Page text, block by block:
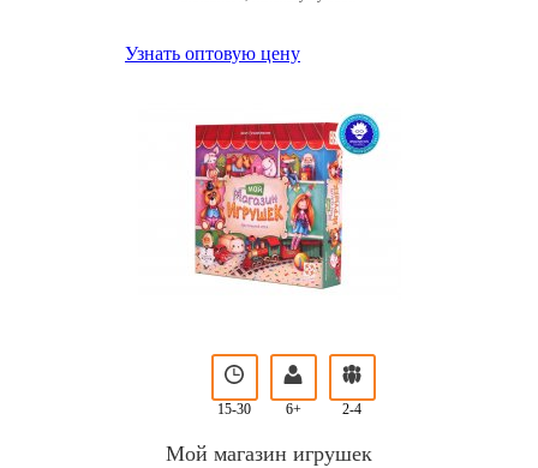
Узнать оптовую цену
15-30 6+ 2-4
Мой магазин игрушек